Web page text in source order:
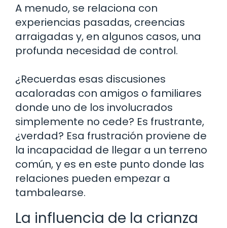
A menudo, se relaciona con
experiencias pasadas, creencias
arraigadas y, en algunos casos, una
profunda necesidad de control.
¿Recuerdas esas discusiones
acaloradas con amigos o familiares
donde uno de los involucrados
simplemente no cede? Es frustrante,
¿verdad? Esa frustración proviene de
la incapacidad de llegar a un terreno
común, y es en este punto donde las
relaciones pueden empezar a
tambalearse.
La influencia de la crianza